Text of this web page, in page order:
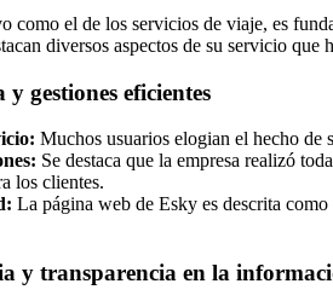
como el de los servicios de viaje, es
diversos aspectos de su servicio que
gestiones eficientes
Muchos usuarios elogian el hecho de
Se destaca que la empresa realizó
los clientes.
La página web de Esky es descrita
y transparencia en la